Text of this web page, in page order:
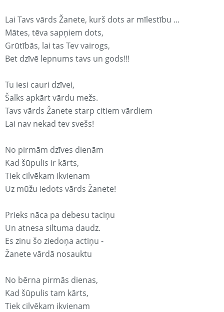
Lai Tavs vārds Žanete, kurš dots ar mīlestību ...
Mātes, tēva sapņiem dots,
Grūtībās, lai tas Tev vairogs,
Bet dzīvē lepnums tavs un gods!!!
Tu iesi cauri dzīvei,
Šalks apkārt vārdu mežs.
Tavs vārds Žanete starp citiem vārdiem
Lai nav nekad tev svešs!
No pirmām dzīves dienām
Kad šūpulis ir kārts,
Tiek cilvēkam ikvienam
Uz mūžu iedots vārds Žanete!
Prieks nāca pa debesu taciņu
Un atnesa siltuma daudz.
Es zinu šo ziedoņa actiņu -
Žanete vārdā nosauktu
No bērna pirmās dienas,
Kad šūpulis tam kārts,
Tiek cilvēkam ikvienam